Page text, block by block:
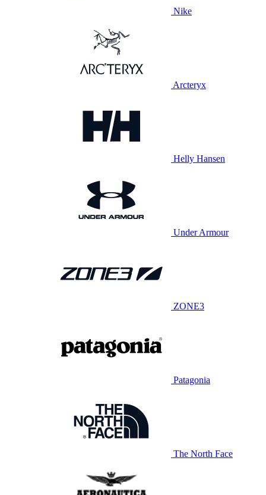
Nike
Arcteryx
Helly Hansen
Under Armour
ZONE3
Patagonia
The North Face